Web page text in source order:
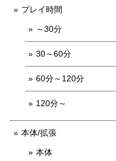
プレイ時間
～30分
30～60分
60分～120分
120分～
本体/拡張
本体